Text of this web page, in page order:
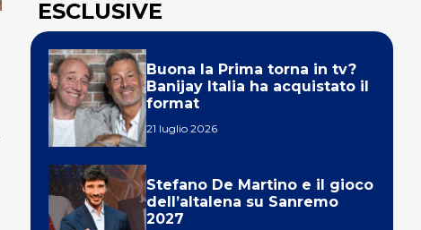
ESCLUSIVE
Buona la Prima torna in tv?
Banijay Italia ha acquistato il
format
21 luglio 2026
Stefano De Martino e il gioco
dell’altalena su Sanremo
2027